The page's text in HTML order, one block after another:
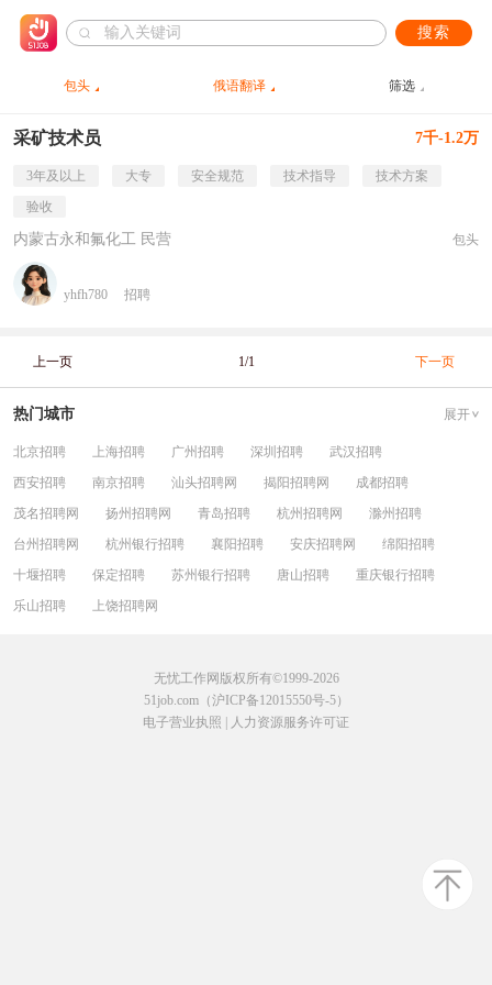
搜索
包头 俄语翻译 筛选
采矿技术员 7千-1.2万
3年及以上 大专 安全规范 技术指导
技术方案
验收
内蒙古永和氟化工 民营 包头
yhfh780 招聘
上一页 1/1 下一页
热门城市 展开
北京招聘 上海招聘 广州招聘 深圳招聘
武汉招聘
西安招聘
南京招聘 汕头招聘网 揭阳招聘网
成都招聘
茂名招聘网
扬州招聘网 青岛招聘 杭州招聘网
滁州招聘
台州招聘网
杭州银行招聘 襄阳招聘 安庆招聘网
绵阳招聘
十堰招聘
保定招聘 苏州银行招聘 唐山招聘
重庆银行招聘
乐山招聘
上饶招聘网
无忧工作网版权所有©1999-2026
51job.com（沪ICP备12015550号-5）
电子营业执照
人力资源服务许可证